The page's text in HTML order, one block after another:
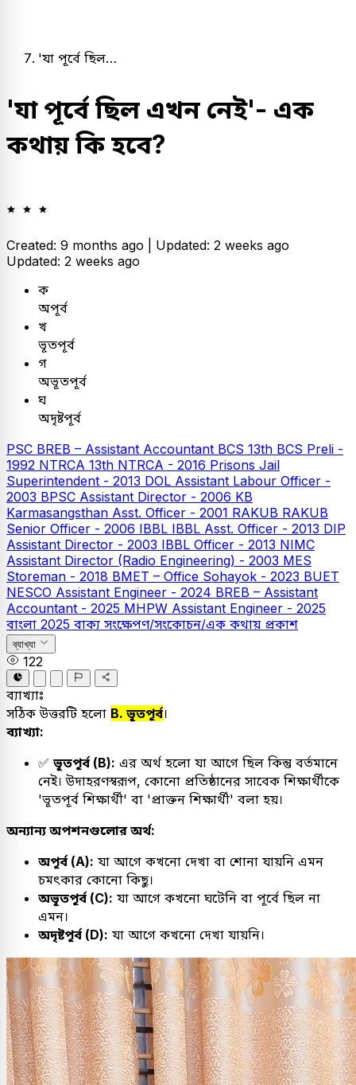
'যা পূর্বে ছিল…
'যা পূর্বে ছিল এখন নেই'- এক
কথায় কি হবে?
Created: 9 months ago | Updated: 2 weeks ago
Updated: 2 weeks ago
ক
অপূর্ব
খ
ভূতপূর্ব
গ
অভূতপূর্ব
ঘ
অদৃষ্টপূর্ব
PSC BREB – Assistant Accountant BCS 13th BCS Preli -
1992 NTRCA 13th NTRCA - 2016 Prisons Jail
Superintendent - 2013 DOL Assistant Labour Officer -
2003 BPSC Assistant Director - 2006 KB
Karmasangsthan Asst. Officer - 2001 RAKUB RAKUB
Senior Officer - 2006 IBBL IBBL Asst. Officer - 2013 DIP
Assistant Director - 2003 IBBL Officer - 2013 NIMC
Assistant Director (Radio Engineering) - 2003 MES
Storeman - 2018 BMET – Office Sohayok - 2023 BUET
NESCO Assistant Engineer - 2024 BREB – Assistant
Accountant - 2025 MHPW Assistant Engineer - 2025
বাংলা 2025 বাক্য সংক্ষেপণ/সংকোচন/এক কথায় প্রকাশ
ব্যাখ্যা
122
ব্যাখ্যাঃ
সঠিক উত্তরটি হলো B. ভূতপূর্ব।
ব্যাখ্যা:
✅ ভূতপূর্ব (B): এর অর্থ হলো যা আগে ছিল কিন্তু বর্তমানে
নেই। উদাহরণস্বরূপ, কোনো প্রতিষ্ঠানের সাবেক শিক্ষার্থীকে
'ভূতপূর্ব শিক্ষার্থী' বা 'প্রাক্তন শিক্ষার্থী' বলা হয়।
অন্যান্য অপশনগুলোর অর্থ:
অপূর্ব (A): যা আগে কখনো দেখা বা শোনা যায়নি এমন
চমৎকার কোনো কিছু।
অভূতপূর্ব (C): যা আগে কখনো ঘটেনি বা পূর্বে ছিল না
এমন।
অদৃষ্টপূর্ব (D): যা আগে কখনো দেখা যায়নি।